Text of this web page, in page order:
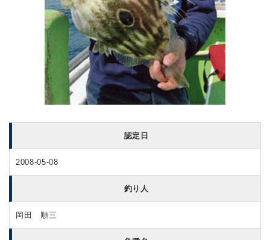
認定日
2008-05-08
釣り人
岡田 順三